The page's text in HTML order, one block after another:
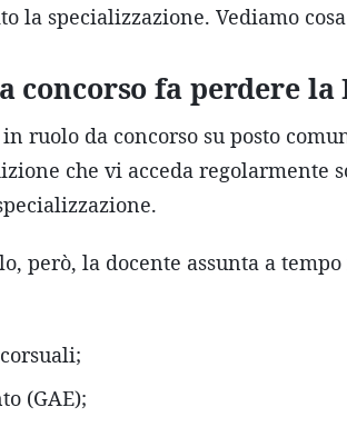
la specializzazione. Vediamo
fa perdere la
ruolo da concorso su posto
che vi acceda regolarmente
però, la docente assunta a
(GAE);